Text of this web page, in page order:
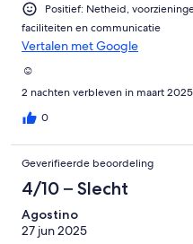
Positief: Netheid,
faciliteiten en communicatie
Vertalen met Google
☺️
2 nachten verbleven in maart 2025
0
Geverifieerde beoordeling
4/10 – Slecht
Agostino
27 jun 2025